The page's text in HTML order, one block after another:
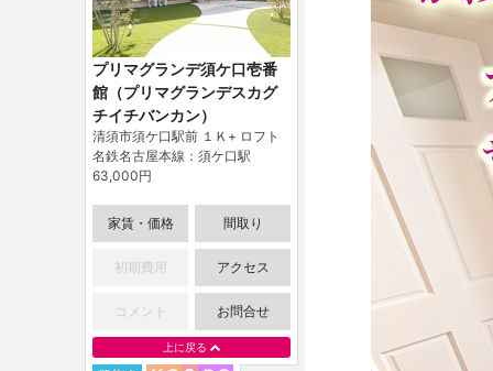
プリマグランデ須ケ口壱番
館（プリマグランデスカグ
チイチバンカン）
清須市須ケ口駅前 １Ｋ+ ロフト
名鉄名古屋本線：須ケ口駅
63,000円
家賃・価格 間取り
初期費用 アクセス
コメント お問合せ
上に戻る